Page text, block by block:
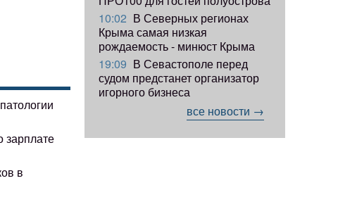
зарплате
в
10:02 В Северных регионах
Крыма самая низкая
рождаемость - минюст Крыма
19:09 В Севастополе перед
судом предстанет организатор
игорного бизнеса
все новости →